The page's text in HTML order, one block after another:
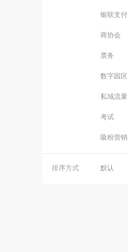
银联支付
商协会
票务
数字园区
私域流量
考试
吸粉营销
排序方式 默认